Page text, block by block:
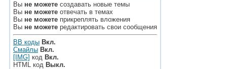
Вы не можете создавать новые темы
Вы не можете отвечать в темах
Вы не можете прикреплять вложения
Вы не можете редактировать свои сообщения
BB коды Вкл.
Смайлы Вкл.
[IMG] код Вкл.
HTML код Выкл.